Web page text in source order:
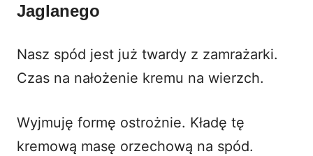
Jaglanego
Nasz spód jest już twardy z zamrażarki.
Czas na nałożenie kremu na wierzch.
Wyjmuję formę ostrożnie. Kładę tę
kremową masę orzechową na spód.